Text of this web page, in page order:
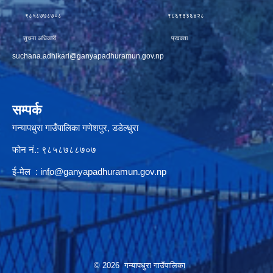
९८५८७७८७०८ ९८६९३३६४२८
सुचना अधिकारी प्रवक्ता
suchana.adhikari@ganyapadhuramun.gov.np
सम्पर्क
गन्यापधुरा गाउँपालिका गणेशपुर, डडेल्धुरा
फोन नं.: ९८५८७८८७०७
ई-मेल : info@ganyapadhuramun.gov.np
© 2026 गन्यापधुरा गाउँपालिका